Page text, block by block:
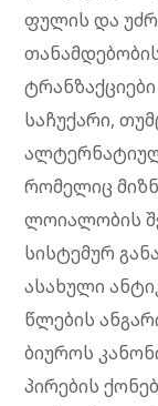
ფულის და
საჩუქარი,
რომელიც
ლოიალობის
სისტემურ
ასახული
წლების
ბიუროს
პირების